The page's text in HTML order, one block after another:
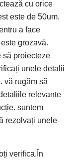
cu orice
este de 50um.
a face
grozavă.
să proiecteze
unele detalii
vă rugăm să
relevante
suntem
rezolvați unele
verifica.În